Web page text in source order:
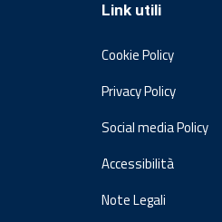
Link utili
Cookie Policy
Privacy Policy
Social media Policy
Accessibilità
Note Legali